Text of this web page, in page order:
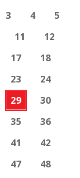
3 4
5
11
12
17
18
23
24
29
30
35
36
41
42
47
48